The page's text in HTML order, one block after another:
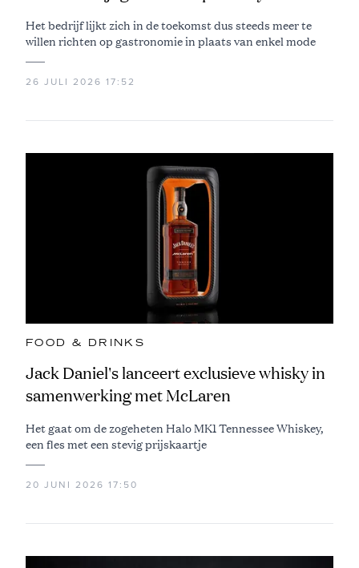
Het bedrijf lijkt zich in de toekomst dus steeds meer te
willen richten op gastronomie in plaats van enkel mode
26 JULI 2026 17:52
FOOD & DRINKS
Jack Daniel's lanceert exclusieve whisky in
samenwerking met McLaren
Het gaat om de zogeheten Halo MK1 Tennessee Whiskey,
een fles met een stevig prijskaartje
20 JUNI 2026 17:50